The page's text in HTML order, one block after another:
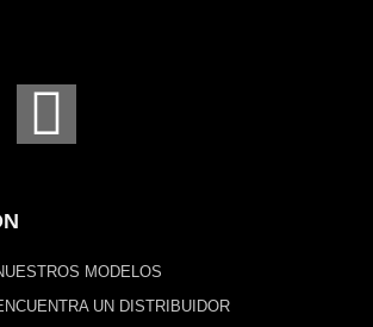
MODELOS
UN DISTRIBUIDOR